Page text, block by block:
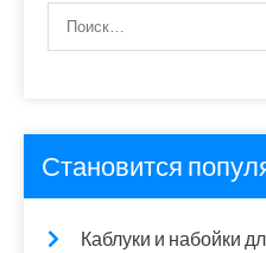
Становится
Каблуки и набойки